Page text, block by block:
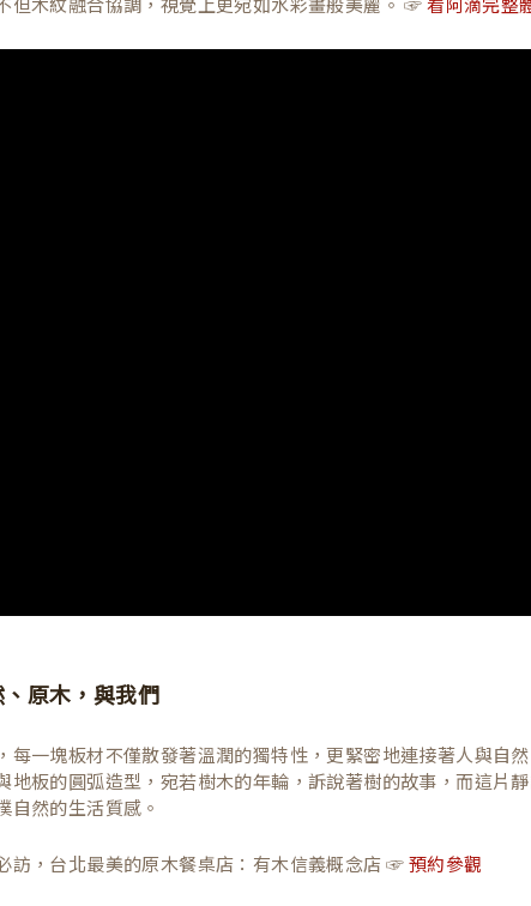
看阿滴完整
原木，與我們
每一塊板材不僅散發著溫潤的獨特性，更緊密地連接著人與自然
地板的圓弧造型，宛若樹木的年輪，訴說著樹的故事，而這片
自然的生活質感。
訪，台北最美的原木餐桌店：有木信義概念店 ☞ 預約參觀